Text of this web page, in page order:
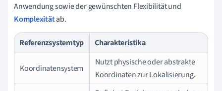
Anwendung sowie der gewünschten Flexibilität und
Komplexitätab.
Referenzsystemtyp Charakteristika
Koordinatensystem
Nutzt physische oder abstrakte
Koordinaten zur Lokalisierung.